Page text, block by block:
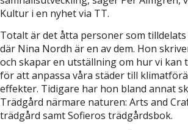
Kultur i en nyhet via TT.
Totalt är det åtta personer som
där Nina Nordh är en av dem. Hon
och skapar en utställning om hur vi kan
för att anpassa våra städer till
effekter. Tidigare har hon bland annat
Trädgård närmare naturen: Arts and
trädgård samt Sofieros trädgårdsbok.